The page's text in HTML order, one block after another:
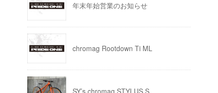
年末年始営業のお知らせ
chromag Rootdown Ti ML